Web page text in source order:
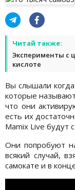
Читай также:
Эксперименты с
кислоте
Вы слышали
которые
что они
есть их
Mamix Live будут
Они попробуют
всякий случай,
самокате и в